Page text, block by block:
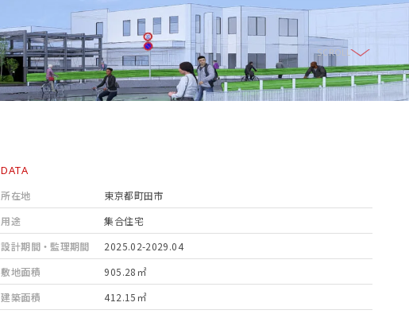
SCROLL
DATA
所在地
東京都町田市
用途
集合住宅
設計期間・監理期間
2025.02-2029.04
敷地面積
905.28㎡
建築面積
412.15㎡